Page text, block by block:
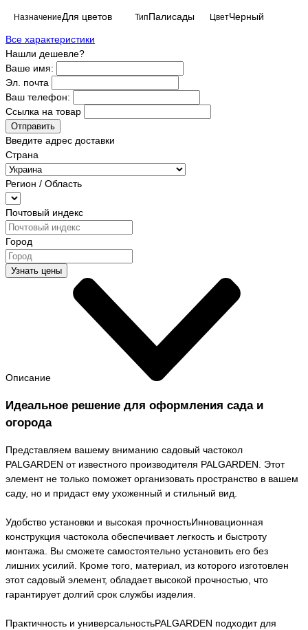
НазначениеДля цветов ТипПалисады ЦветЧерный
Все характеристики
Нашли дешевле?
Ваше имя:
Эл. почта
Ваш телефон:
Ссылка на товар
Отправить
Введите адрес доставки
Страна
Регион / Область
Почтовый индекс
Город
Узнать цены
Описание
Идеальное решение для оформления сада и
огорода
Представляем вашему вниманию садовый частокол
PALGARDEN от известного производителя PALGARDEN. Этот
элемент не только поможет организовать пространство в вашем
саду, но и придаст ему ухоженный и стильный вид.
Удобство установки и высокая прочностьИнновационная
конструкция частокола обеспечивает легкость и быстроту
монтажа. Вы сможете самостоятельно установить его без
лишних усилий. Кроме того, материал, из которого изготовлен
этот садовый элемент, обладает высокой прочностью, что
гарантирует долгий срок службы изделия.
Практичность и универсальностьPALGARDEN подходит для